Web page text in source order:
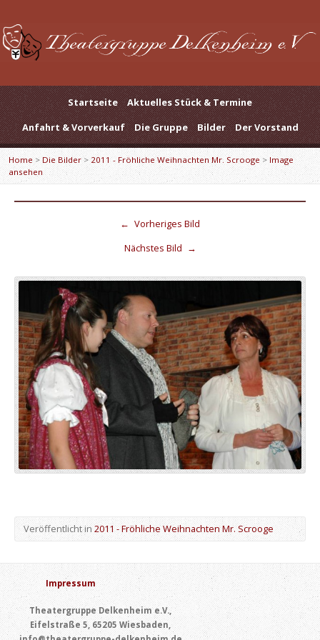
Startseite
Aktuelles Stück & Termine
Anfahrt & Vorverkauf
Die Gruppe Bilder Der Vorstand
Home > Die Bilder> 2011 - Fröhliche Weihnachten Mr. Scrooge > Image
ansehen
← Vorheriges Bild
Nächstes Bild →
Veröffentlicht in2011 - Fröhliche Weihnachten Mr. Scrooge
Impressum
Theatergruppe Delkenheim e.V.,
Eifelstraße 5, 65205 Wiesbaden,